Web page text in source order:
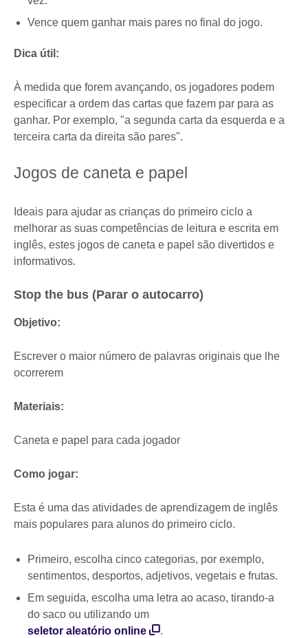
Vence quem ganhar mais pares no final do jogo.
Dica útil:
À medida que forem avançando, os jogadores podem
especificar a ordem das cartas que fazem par para as
ganhar. Por exemplo, "a segunda carta da esquerda e a
terceira carta da direita são pares".
Jogos de caneta e papel
Ideais para ajudar as crianças do primeiro ciclo a
melhorar as suas competências de leitura e escrita em
inglês, estes jogos de caneta e papel são divertidos e
informativos.
Stop the bus (Parar o autocarro)
Objetivo:
Escrever o maior número de palavras originais que lhe
ocorrerem
Materiais:
Caneta e papel para cada jogador
Como jogar:
Esta é uma das atividades de aprendizagem de inglês
mais populares para alunos do primeiro ciclo.
Primeiro, escolha cinco categorias, por exemplo,
sentimentos, desportos, adjetivos, vegetais e frutas.
Em seguida, escolha uma letra ao acaso, tirando-a
do saco ou utilizando um
seletor aleatório online
.